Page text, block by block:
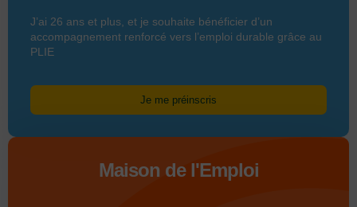
J’ai 26 ans et plus, et je souhaite bénéficier d’un
accompagnement renforcé vers l’emploi durable grâce au
PLIE
Je me préinscris
Maison de l'Emploi